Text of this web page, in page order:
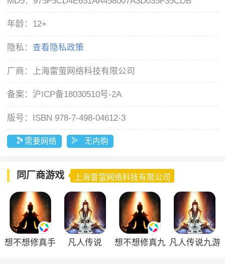
年龄： 12+
隐私： 查看隐私政策
厂商： 上海雷萤网络科技有限公司
备案： 沪ICP备18030510号-2A
版号： ISBN 978-7-498-04612-3
需要网络 无内购
同厂商游戏 上海雷萤网络科技有限公司
想不想修真手
凡人传说
想不想修真九 凡人传说九游